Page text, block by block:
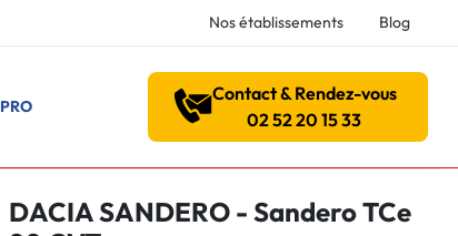
Nos établissements Blog
Contact & Rendez-vous
02 52 20 15 33
DACIA SANDERO - Sandero TCe